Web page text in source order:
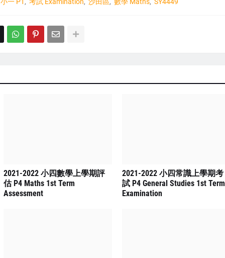
2021-2022 小四數學上學期評
估 P4 Maths 1st Term
Assessment
2021-2022 小四常識上學期考
試 P4 General Studies 1st Term
Examination